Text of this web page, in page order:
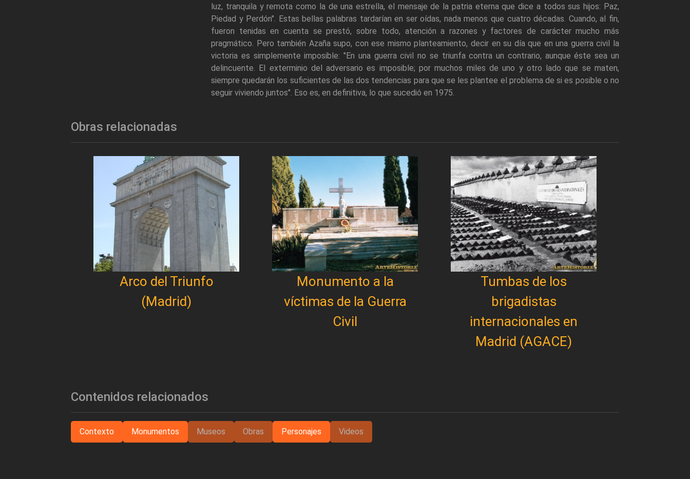
luz, tranquila y remota como la de una estrella, el mensaje de la patria eterna que dice a todos sus hijos: Paz,
Piedad y Perdón". Estas bellas palabras tardarían en ser oídas, nada menos que cuatro décadas. Cuando, al fin,
fueron tenidas en cuenta se prestó, sobre todo, atención a razones y factores de carácter mucho más
pragmático. Pero también Azaña supo, con ese mismo planteamiento, decir en su día que en una guerra civil la
victoria es simplemente imposible: "En una guerra civil no se triunfa contra un contrario, aunque éste sea un
delincuente. El exterminio del adversario es imposible; por muchos miles de uno y otro lado que se maten,
siempre quedarán los suficientes de las dos tendencias para que se les plantee el problema de si es posible o no
seguir viviendo juntos". Eso es, en definitiva, lo que sucedió en 1975.
Obras relacionadas
Arco del Triunfo
(Madrid)
Monumento a la
víctimas de la Guerra
Civil
Tumbas de los
brigadistas
internacionales en
Madrid (AGACE)
Contenidos relacionados
Contexto Monumentos Museos Obras Personajes Videos